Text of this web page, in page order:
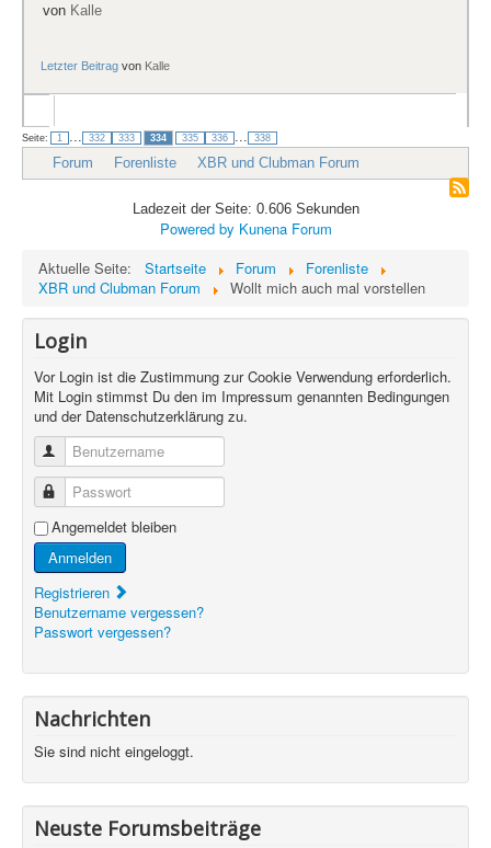
von Kalle
Letzter Beitrag von Kalle
Seite: 1 332 333 334 335 336 338
Forum Forenliste XBR und Clubman Forum
Ladezeit der Seite: 0.606 Sekunden
Powered by Kunena Forum
Aktuelle Seite:
Startseite Forum
Forenliste
XBR und Clubman Forum
Wollt mich auch mal vorstellen
Login
Vor Login ist die Zustimmung zur Cookie Verwendung erforderlich.
Mit Login stimmst Du den im Impressum genannten Bedingungen
und der Datenschutzerklärung zu.
Benutzername
Passwort
Angemeldet bleiben
Anmelden
Registrieren
Benutzername vergessen?
Passwort vergessen?
Nachrichten
Sie sind nicht eingeloggt.
Neuste Forumsbeiträge